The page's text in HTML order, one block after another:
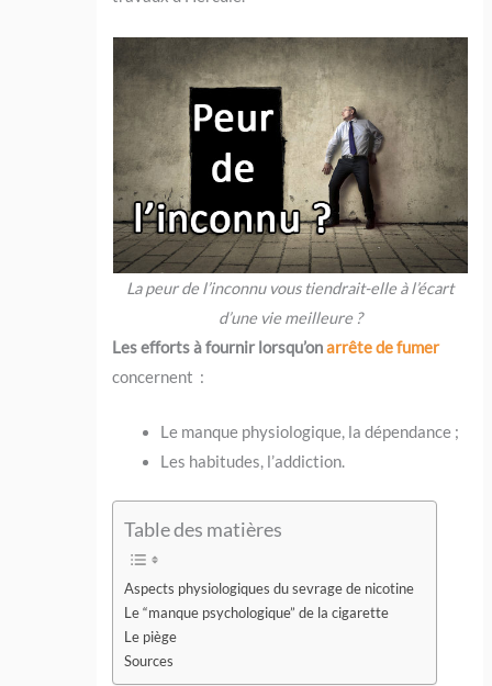
La peur de l’inconnu vous tiendrait-elle à l’écart
d’une vie meilleure ?
Les efforts à fournir lorsqu’onarrête de fumer
concernent :
Le manque physiologique, la dépendance ;
Les habitudes, l’addiction.
Table des matières
Aspects physiologiques du sevrage de nicotine
Le “manque psychologique” de la cigarette
Le piège
Sources